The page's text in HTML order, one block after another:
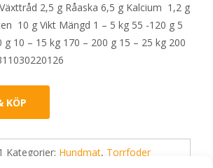
2,5 g Råaska 6,5 g Kalcium 1,2 g
10 g Vikt Mängd 1 – 5 kg 55 -120 g 5
g 10 – 15 kg 170 – 200 g 15 – 25 kg 200
KÖP
Kategorier: Hundmat, Torrfoder